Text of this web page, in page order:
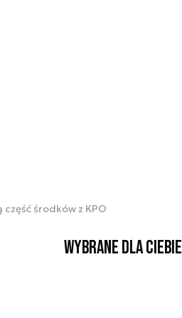
środków z KPO
Wybrane dla Ciebie